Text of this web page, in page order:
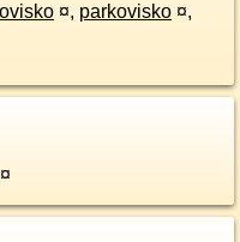
¤, parkovisko ¤,
¤